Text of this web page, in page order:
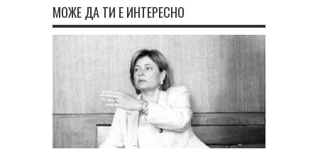
МОЖЕ ДА ТИ Е ИНТЕРЕСНО